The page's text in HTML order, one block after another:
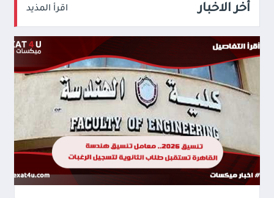
أخر الاخبار اقرأ المذيد